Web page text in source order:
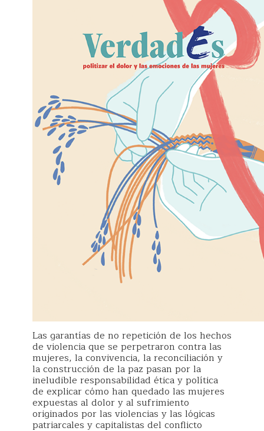
Las garantías de no repetición de los hechos
de violencia que se perpetraron contra las
mujeres, la convivencia, la reconciliación y
la construcción de la paz pasan por la
ineludible responsabilidad ética y política
de explicar cómo han quedado las mujeres
expuestas al dolor y al sufrimiento
originados por las violencias y las lógicas
patriarcales y capitalistas del conflicto